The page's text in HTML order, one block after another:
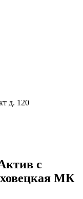
д. 120
с
МК